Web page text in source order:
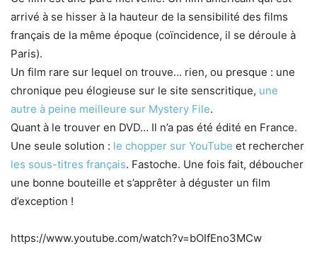
arrivé à se hisser à la hauteur de la sensibilité des films
français de la même époque (coïncidence, il se déroule à
Paris).
Un film rare sur lequel on trouve… rien, ou presque : une
chronique peu élogieuse sur le site senscritique, une
autre à peine meilleure sur Mystery File.
Quant à le trouver en DVD… Il n’a pas été édité en France.
Une seule solution : le chopper sur YouTube et rechercher
les sous-titres français. Fastoche. Une fois fait, déboucher
une bonne bouteille et s’apprêter à déguster un film
d’exception !
https://www.youtube.com/watch?v=bOIfEno3MCw